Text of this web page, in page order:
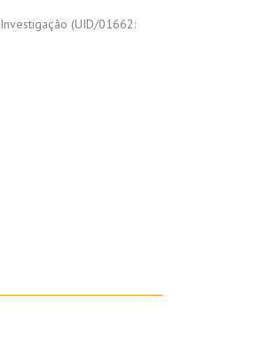
(UID/01662: